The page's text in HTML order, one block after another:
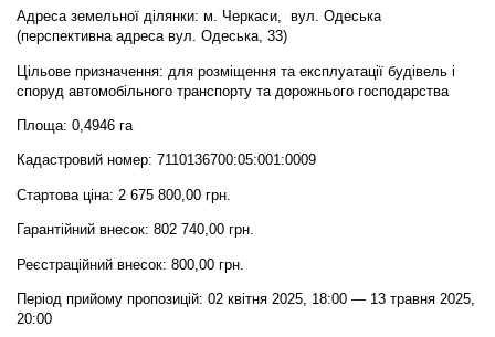
Адреса земельної ділянки: м. Черкаси, вул. Одеська
(перспективна адреса вул. Одеська, 33)
Цільове призначення: для розміщення та експлуатації будівель і
споруд автомобільного транспорту та дорожнього господарства
Площа: 0,4946 га
Кадастровий номер: 7110136700:05:001:0009
Стартова ціна: 2 675 800,00 грн.
Гарантійний внесок: 802 740,00 грн.
Реєстраційний внесок: 800,00 грн.
Період прийому пропозицій: 02 квітня 2025, 18:00 — 13 травня 2025,
20:00